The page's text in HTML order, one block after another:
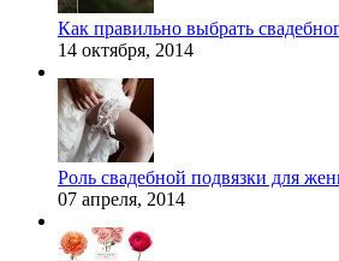
Как правильно выбрать
14 октября, 2014
Роль свадебной подвязки для
07 апреля, 2014